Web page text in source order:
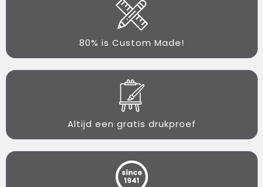
80% is Custom Made!
Altijd een gratis drukproef